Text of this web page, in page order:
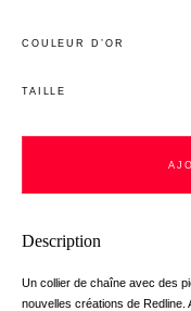
COULEUR D’OR
TAILLE
Description
Un collier de chaîne avec des
nouvelles créations de Redline.